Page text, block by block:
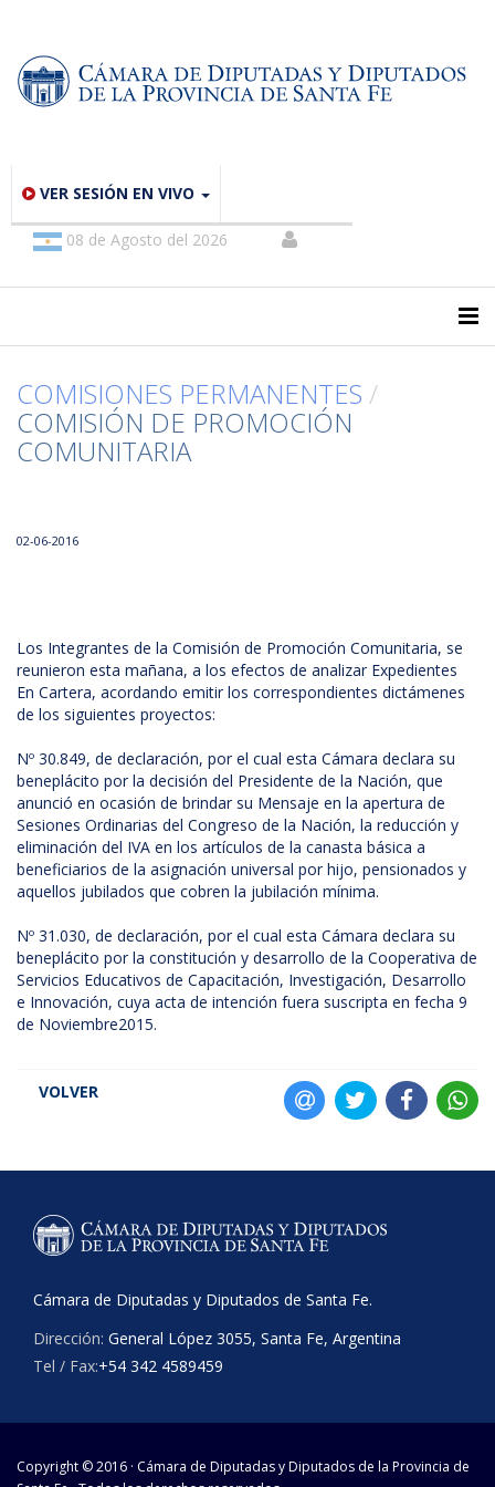
VER SESIÓN EN VIVO
08 de Agosto del 2026
COMISIONES PERMANENTES /
COMISIÓN DE PROMOCIÓN
COMUNITARIA
02-06-2016
Los Integrantes de la Comisión de Promoción Comunitaria, se
reunieron esta mañana, a los efectos de analizar Expedientes
En Cartera, acordando emitir los correspondientes dictámenes
de los siguientes proyectos:
Nº 30.849, de declaración, por el cual esta Cámara declara su
beneplácito por la decisión del Presidente de la Nación, que
anunció en ocasión de brindar su Mensaje en la apertura de
Sesiones Ordinarias del Congreso de la Nación, la reducción y
eliminación del IVA en los artículos de la canasta básica a
beneficiarios de la asignación universal por hijo, pensionados y
aquellos jubilados que cobren la jubilación mínima.
Nº 31.030, de declaración, por el cual esta Cámara declara su
beneplácito por la constitución y desarrollo de la Cooperativa de
Servicios Educativos de Capacitación, Investigación, Desarrollo
e Innovación, cuya acta de intención fuera suscripta en fecha 9
de Noviembre2015.
VOLVER
Cámara de Diputadas y Diputados de Santa Fe.
Dirección: General López 3055, Santa Fe, Argentina
Tel / Fax:+54 342 4589459
Copyright © 2016 · Cámara de Diputadas y Diputados de la Provincia de